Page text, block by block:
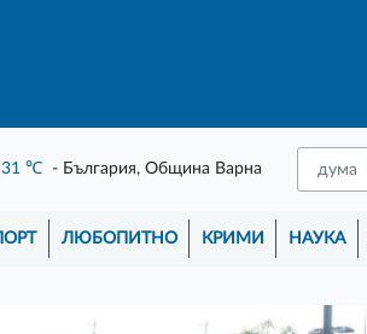
31 ℃ - България, Община Варна
ЛЮБОПИТНО КРИМИ НАУКА